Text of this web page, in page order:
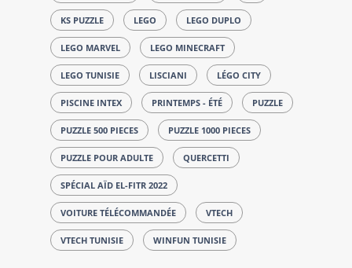
KS PUZZLE LEGO LEGO DUPLO
LEGO MARVEL LEGO MINECRAFT
LEGO TUNISIE LISCIANI LÉGO CITY
PISCINE INTEX PRINTEMPS - ÉTÉ PUZZLE
PUZZLE 500 PIECES PUZZLE 1000 PIECES
PUZZLE POUR ADULTE QUERCETTI
SPÉCIAL AÏD EL-FITR 2022
VOITURE TÉLÉCOMMANDÉE VTECH
VTECH TUNISIE WINFUN TUNISIE